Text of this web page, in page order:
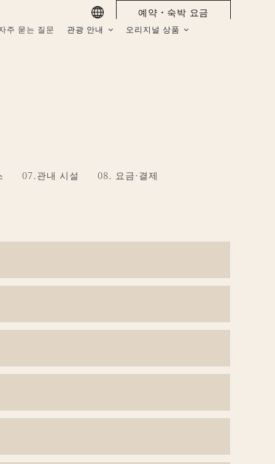
예약・숙박 요금
주 묻는 질문 관광 안내 오리지널 상품
07.관내 시설
08. 요금·결제